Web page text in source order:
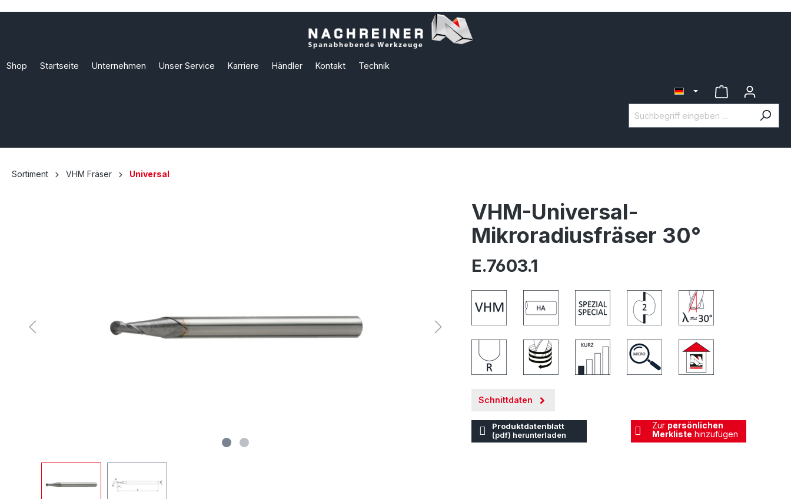
Shop Startseite Unternehmen Unser Service Karriere Händler Kontakt Technik
Sortiment VHM Fräser Universal
VHM-Universal-
Mikroradiusfräser 30°
E.7603.1
Schnittdaten
Produktdatenblatt
(pdf) herunterladen
Zur persönlichen
Merkliste hinzufügen